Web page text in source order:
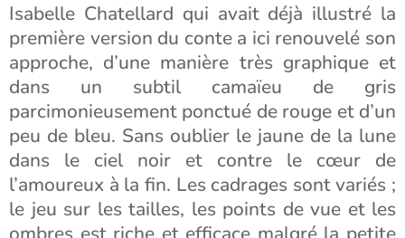
Isabelle Chatellard qui avait déjà illustré la
première version du conte a ici renouvelé son
approche, d’une manière très graphique et
dans un subtil camaïeu de gris
parcimonieusement ponctué de rouge et d’un
peu de bleu. Sans oublier le jaune de la lune
dans le ciel noir et contre le cœur de
l’amoureux à la fin. Les cadrages sont variés ;
le jeu sur les tailles, les points de vue et les